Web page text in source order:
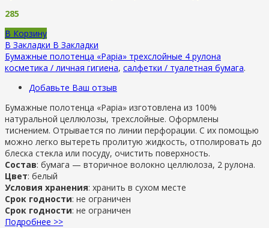
285
В Корзину
В Закладки В Закладки
Бумажные полотенца «Papia» трехслойные 4 рулона
косметика / личная гигиена, салфетки / туалетная бумага.
Добавьте Ваш отзыв
Бумажные полотенца «Papia» изготовлена из 100%
натуральной целлюлозы, трехслойные. Оформлены
тиснением. Отрывается по линии перфорации. С их помощью
можно легко вытереть пролитую жидкость, отполировать до
блеска стекла или посуду, очистить поверхность.
Состав: бумага — вторичное волокно целлюлоза, 2 рулона.
Цвет: белый
Условия хранения: хранить в сухом месте
Срок годности: не ограничен
Срок годности: не ограничен
Подробнее >>